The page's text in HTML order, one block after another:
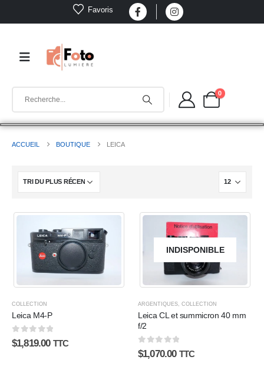
Favoris
0
ACCUEIL BOUTIQUE LEICA
COLLECTION
Leica M4-P
0sur 5
$1,819.00 TTC
INDISPONIBLE
ARGENTIQUES COLLECTION
Leica CL et summicron 40 mm
f/2
0sur 5
$1,070.00 TTC